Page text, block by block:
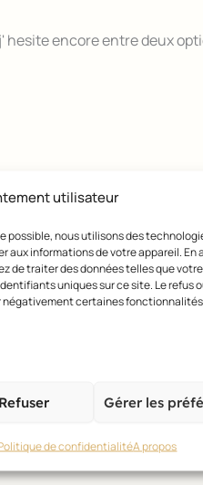
utilisateur
possible, nous utilisons des
aux informations de votre appareil.
de traiter des données telles que votre
uniques sur ce site. Le refus
certaines
Refuser Gérer les
de confidentialitéA propos
encore entre deux
et le degré de
ce que c'est